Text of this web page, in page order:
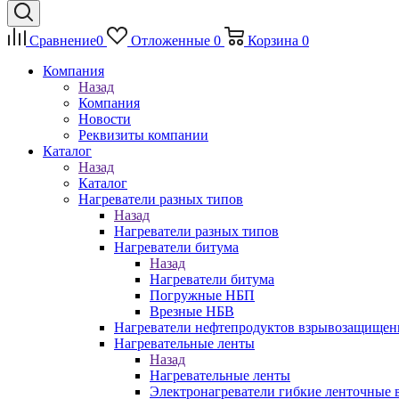
Сравнение0 Отложенные 0 Корзина 0
Компания
Назад
Компания
Новости
Реквизиты компании
Каталог
Назад
Каталог
Нагреватели разных типов
Назад
Нагреватели разных типов
Нагреватели битума
Назад
Нагреватели битума
Погружные НБП
Врезные НБВ
Нагреватели нефтепродуктов
Нагревательные ленты
Назад
Нагревательные ленты
Электронагреватели гибкие